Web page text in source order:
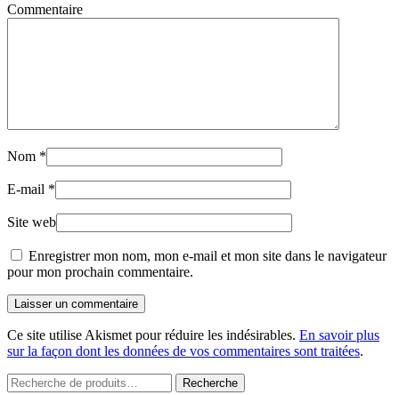
Commentaire
Nom *
E-mail *
Site web
Enregistrer mon nom, mon e-mail et mon site dans le navigateur
pour mon prochain commentaire.
Laisser un commentaire
Ce site utilise Akismet pour réduire les indésirables. En savoir plus
sur la façon dont les données de vos commentaires sont traitées.
Recherche
Recherche